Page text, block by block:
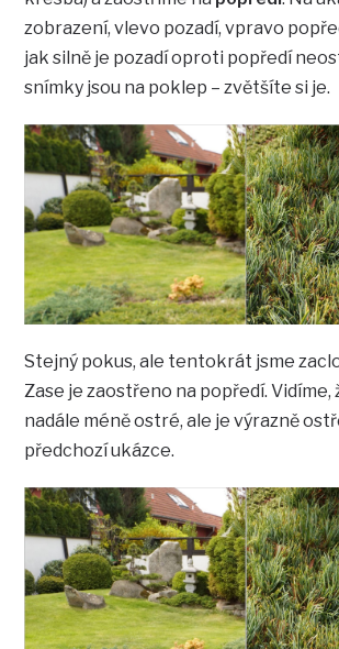
zobrazení, vlevo pozadí, vpravo
jak silně je pozadí oproti popředí
snímky jsou na poklep – zvětšíte si je.
Stejný pokus, ale tentokrát jsme
Zase je zaostřeno na popředí. Vidíme,
nadále méně ostré, ale je výrazně
předchozí ukázce.